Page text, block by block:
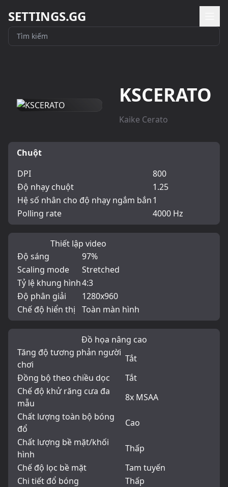
SETTINGS.GG
KSCERATO
Kaike Cerato
Chuột
DPI
800
Độ nhạy chuột
1.25
Hệ số nhân cho độ nhạy ngắm bắn1
Polling rate
4000 Hz
Thiết lập video
Độ sáng
97%
Scaling mode
Stretched
Tỷ lệ khung hình4:3
Độ phân giải
1280x960
Chế độ hiển thị
Toàn màn hình
Đồ họa nâng cao
Tăng độ tương phản người
chơi
Tắt
Đồng bộ theo chiều dọc
Tắt
Chế độ khử răng cưa đa
mẫu
8x MSAA
Chất lượng toàn bộ bóng
đổ
Cao
Chất lượng bề mặt/khối
hình
Thấp
Chế độ lọc bề mặt
Tam tuyến
Chi tiết đổ bóng
Thấp